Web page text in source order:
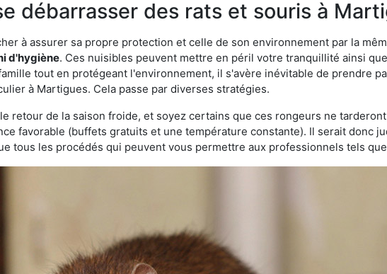
débarrasser des rats et souris à
à assurer sa propre protection et celle de son environnement par la
d'hygiène. Ces nuisibles peuvent mettre en péril votre tranquillité ainsi
tout en protégeant l'environnement, il s'avère inévitable de prendre
à Martigues. Cela passe par diverses stratégies.
retour de la saison froide, et soyez certains que ces rongeurs ne
favorable (buffets gratuits et une température constante). Il serait donc
tous les procédés qui peuvent vous permettre aux professionnels tels